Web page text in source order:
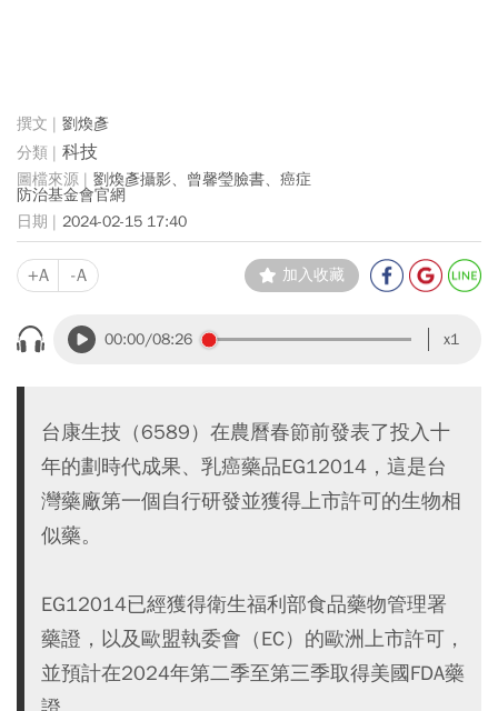
劉煥彥
科技
劉煥彥攝影、曾馨瑩臉書、癌症
防治基金會官網
2024-02-15 17:40
+A -A 加入收藏
00:00/08:26 x1
台康生技（6589）在農曆春節前發表了投入十
年的劃時代成果、乳癌藥品EG12014，這是台
灣藥廠第一個自行研發並獲得上市許可的生物相
似藥。
EG12014已經獲得衛生福利部食品藥物管理署
藥證，以及歐盟執委會（EC）的歐洲上市許可，
並預計在2024年第二季至第三季取得美國FDA藥